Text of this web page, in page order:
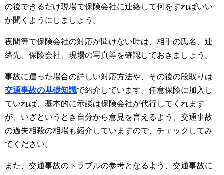
の後できるだけ現場で保険会社に連絡して何をすればいい
か聞くようにしましょう。
夜間等で保険会社の対応が聞けない時は、相手の氏名、連
絡先、保険会社、現場の写真等を確認しておきましょう。
事故に遭った場合の詳しい対応方法や、その後の段取りは
交通事故の基礎知識で紹介しています。任意保険に加入し
ていれば、基本的に示談は保険会社が代行してくれます
が、いざというとき自分から意見を言えるよう、交通事故
の過失相殺の相場も紹介していますので、チェックしてみ
てください。
また、交通事故のトラブルの参考となるよう、交通事故に